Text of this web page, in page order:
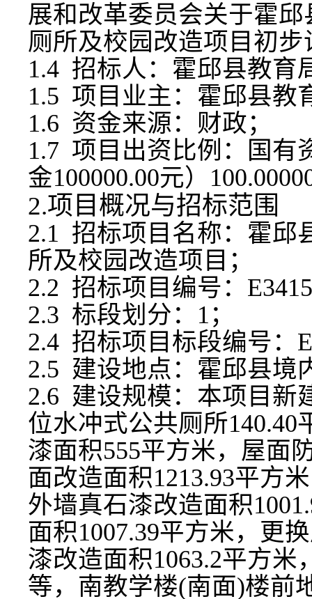
展和改革委员会关于霍邱
厕所及校园改造项目 初步
1.4 招标人： 霍邱县教育
1.5 项目业主： 霍邱县教
1.6 资金来源：财政；
1.7 项目出资比例：国有
金100000.00元）
2.项目概况与招标范围
2.1 招标项目名称： 霍邱
所及校园改造项目 ；
2.2 招标项目编号：
2.3 标段划分：1；
2.4 招标项目标段编号：
2.5 建设地点： 霍邱县境
2.6 建设规模： 本项目新
位水冲式公共厕所
漆面积555平方米，屋面
面改造面积1213.93平方
外墙真石漆改造面积
面积1007.39平方米，更
漆改造面积1063.2平方米
等，南教学楼(南面)楼前